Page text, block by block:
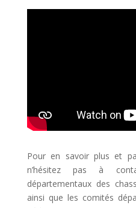
Pour en savoir plus et
n’hésitez pas à
départementaux des
ainsi que les comités